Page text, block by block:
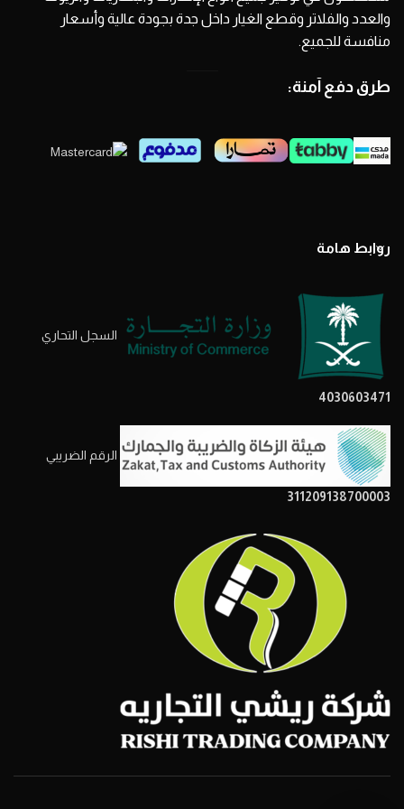
والعدد والفلاتر وقطع الغيار داخل جدة بجودة عالية وأسعار
منافسة للجميع.
طرق دفع آمنة:
روابط هامة
السجل التحاري
4030603471
الرقم الضريبي
311209138700003